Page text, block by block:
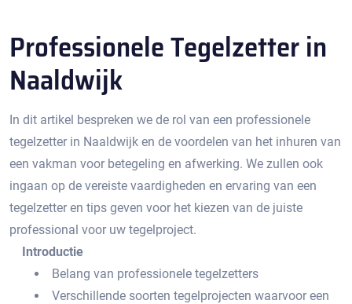
Professionele Tegelzetter in
Naaldwijk
In dit artikel bespreken we de rol van een professionele
tegelzetter in Naaldwijk en de voordelen van het inhuren van
een vakman voor betegeling en afwerking.​ We zullen ook
ingaan op de vereiste vaardigheden en ervaring van een
tegelzetter en tips geven voor het kiezen van de juiste
professional voor uw tegelproject.​
Introductie
Belang van professionele tegelzetters
Verschillende soorten tegelprojecten waarvoor een